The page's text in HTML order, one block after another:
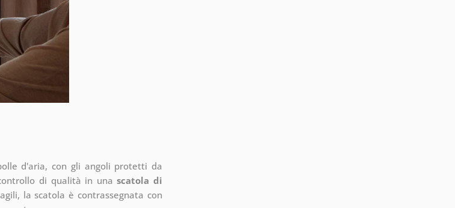
d'aria, con gli angoli protetti da
di qualità in unascatola di
la scatola è contrassegnata con